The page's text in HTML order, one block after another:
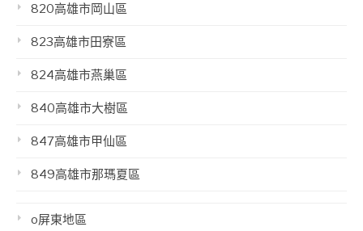
820高雄市岡山區
823高雄市田寮區
824高雄市燕巢區
840高雄市大樹區
847高雄市甲仙區
849高雄市那瑪夏區
o屏東地區